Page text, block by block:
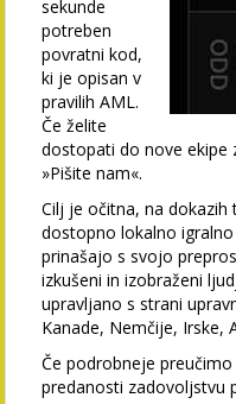
sekunde
potreben
povratni kod,
ki je opisan v
pravilih AML.
Če želite
dostopati do nove ekipe
»Pišite nam«.
Cilj je očitna, na
dostopno lokalno
prinašajo s svojo
izkušeni in izobraženi
upravljano s strani
Kanade, Nemčije, Irske,
Če podrobneje
predanosti zadovoljstvu